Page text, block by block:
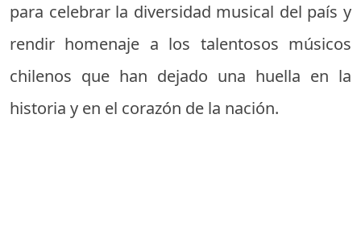
para celebrar la diversidad musical del país y
rendir homenaje a los talentosos músicos
chilenos que han dejado una huella en la
historia y en el corazón de la nación.